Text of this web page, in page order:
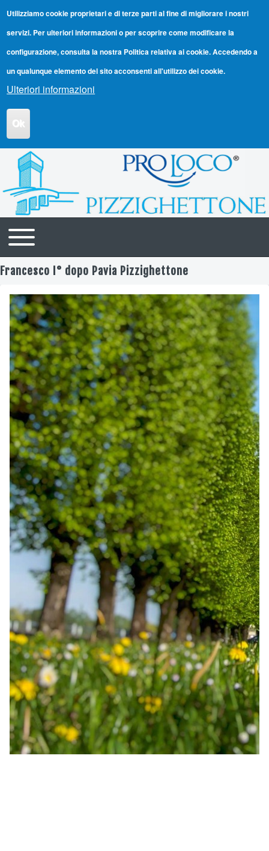
Utilizziamo cookie proprietari e di terze parti al fine di migliorare i nostri
servizi. Per ulteriori informazioni o per scoprire come modificare la
configurazione, consulta la nostra Politica relativa ai cookie. Accedendo a
un qualunque elemento del sito acconsenti all'utilizzo dei cookie.
Ulteriori informazioni
Ok
Navigazione principale
Toggle main menu
Francesco I° dopo Pavia Pizzighettone